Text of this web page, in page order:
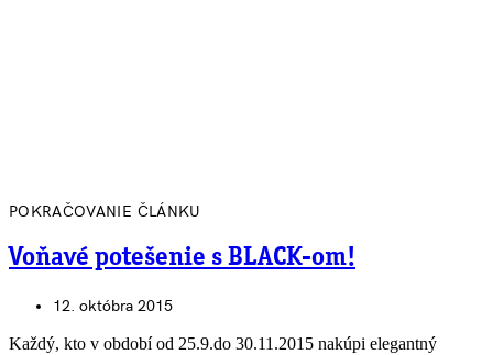
POKRAČOVANIE ČLÁNKU
Voňavé potešenie s BLACK-om!
12. októbra 2015
Každý, kto v období od 25.9.do 30.11.2015 nakúpi elegantný